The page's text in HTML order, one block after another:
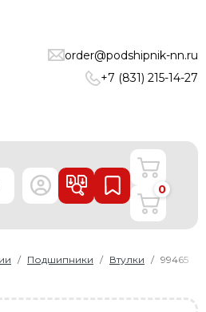
order@podshipnik-nn.ru
+7 (831) 215-14-27
0
Подшипники Втулки 99465